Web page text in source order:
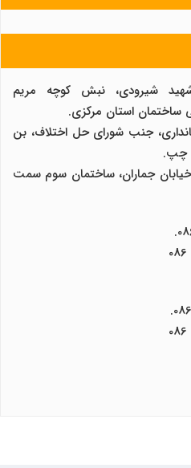
1: خیابان شهید شیرودی، نبش کوچه مریم
ساختمان استان مرکزی.
میدان فرمانداری، جنب شورای حل اختلاف، بن
چپ.
خیابان جماران، ساختمان سوم سمت